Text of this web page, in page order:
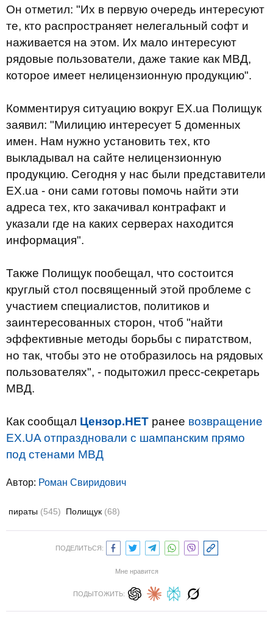
Он отметил: "Их в первую очередь интересуют
те, кто распространяет нелегальный софт и
наживается на этом. Их мало интересуют
рядовые пользователи, даже такие как МВД,
которое имеет нелицензионную продукцию".
Комментируя ситуацию вокруг EX.ua Полищук
заявил: "Милицию интересует 5 доменных
имен. Нам нужно установить тех, кто
выкладывал на сайте нелицензионную
продукцию. Сегодня у нас были представители
EX.ua - они сами готовы помочь найти эти
адреса тех, кто закачивал контрафакт и
указали где на каких серверах находится
информация".
Также Полищук пообещал, что состоится
круглый стол посвященный этой проблеме с
участием специалистов, политиков и
заинтересованных сторон, чтоб "найти
эффективные методы борьбы с пиратством,
но так, чтобы это не отобразилось на рядовых
пользователях", - подытожил пресс-секретарь
МВД.
Как сообщал Цензор.НЕТ ранее возвращение
EX.UA отпраздновали с шампанским прямо
под стенами МВД
Автор: Роман Свиридович
пираты (545) Полищук (68)
ПОДЕЛИТЬСЯ:
Мне нравится
ПОДЫТОЖИТЬ: